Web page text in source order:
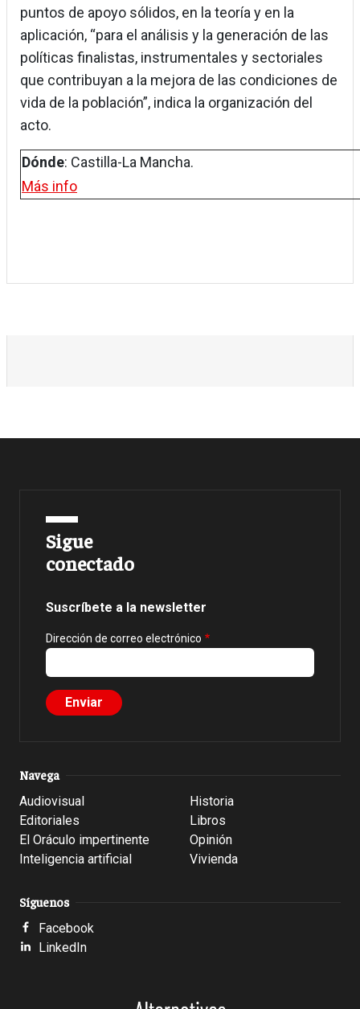
puntos de apoyo sólidos, en la teoría y en la
aplicación, “para el análisis y la generación de las
políticas finalistas, instrumentales y sectoriales
que contribuyan a la mejora de las condiciones de
vida de la población”, indica la organización del
acto.
Dónde: Castilla-La Mancha.
Más info
Sigue
conectado
Suscríbete a la newsletter
Dirección de correo electrónico
Navega
Audiovisual
Editoriales
El Oráculo impertinente
Inteligencia artificial
Historia
Libros
Opinión
Vivienda
Síguenos
Facebook
LinkedIn